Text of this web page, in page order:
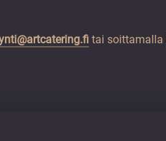
tai soittamalla